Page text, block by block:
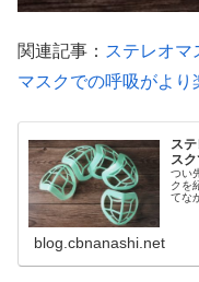
関連記事： ステレオマ
マスクでの呼吸がより
ス
ス
つい
クを
てな
blog.cbnanashi.net